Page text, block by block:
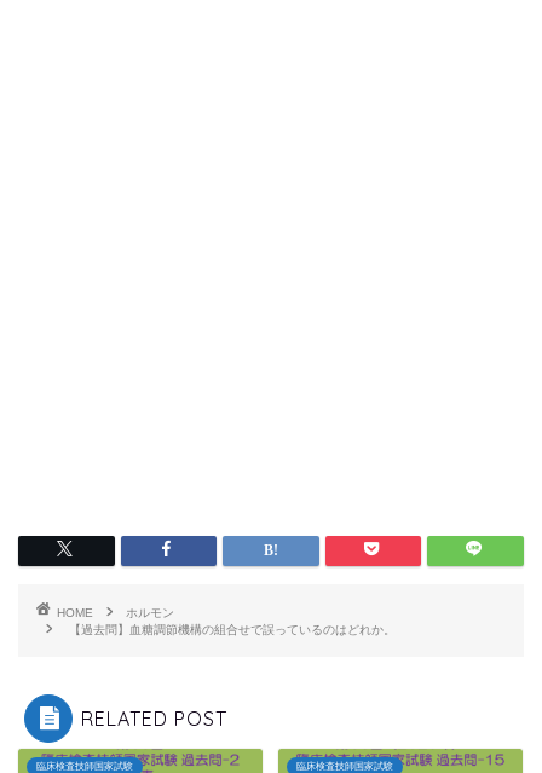
HOME
ホルモン
【過去問】血糖調節機構の組合せで誤っているのはどれか。
RELATED POST
臨床検査技師国家試験 臨床検査技師国家試験